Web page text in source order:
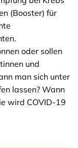
(Booster) für
oder sollen
und
man sich unter
lassen? Wann
wird COVID-19